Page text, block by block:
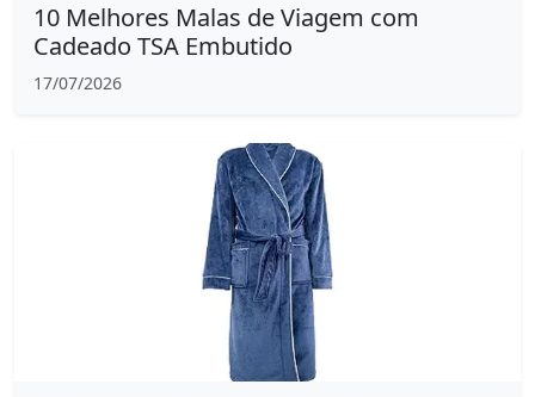
10 Melhores Malas de Viagem com
Cadeado TSA Embutido
17/07/2026